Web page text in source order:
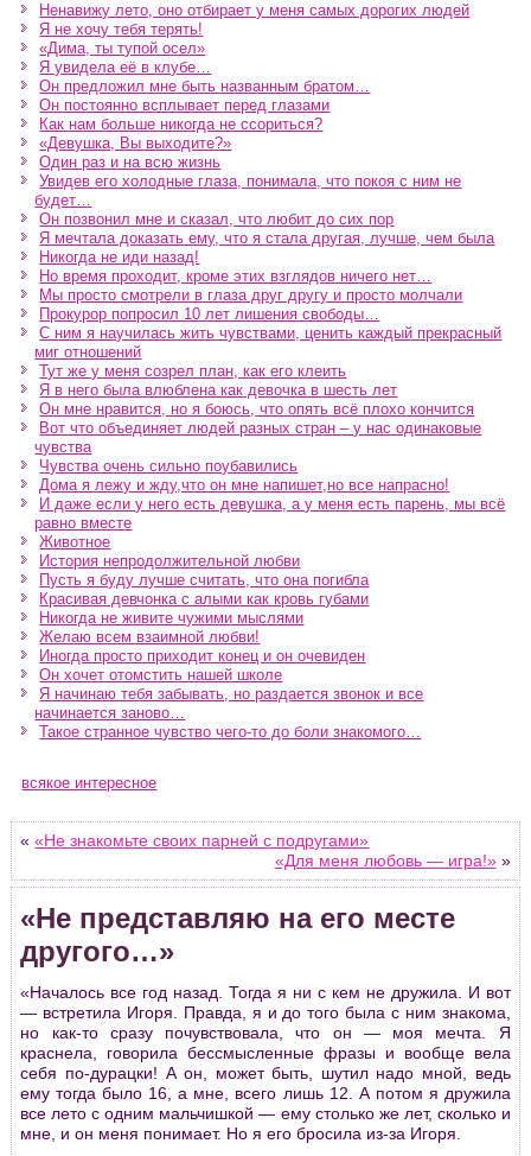
Ненавижу лето, оно отбирает у меня самых дорогих людей
Я не хочу тебя терять!
«Дима, ты тупой осел»
Я увидела её в клубе…
Он предложил мне быть названным братом…
Он постоянно всплывает перед глазами
Как нам больше никогда не ссориться?
«Девушка, Вы выходите?»
Один раз и на всю жизнь
Увидев его холодные глаза, понимала, что покоя с ним не
будет…
Он позвонил мне и сказал, что любит до сих пор
Я мечтала доказать ему, что я стала другая, лучше, чем была
Никогда не иди назад!
Но время проходит, кроме этих взглядов ничего нет…
Мы просто смотрели в глаза друг другу и просто молчали
Прокурор попросил 10 лет лишения свободы…
С ним я научилась жить чувствами, ценить каждый прекрасный
миг отношений
Тут же у меня созрел план, как его клеить
Я в него была влюблена как девочка в шесть лет
Он мне нравится, но я боюсь, что опять всё плохо кончится
Вот что объединяет людей разных стран – у нас одинаковые
чувства
Чувства очень сильно поубавились
Дома я лежу и жду,что он мне напишет,но все напрасно!
И даже если у него есть девушка, а у меня есть парень, мы всё
равно вместе
Животное
История непродолжительной любви
Пусть я буду лучше считать, что она погибла
Красивая девчонка с алыми как кровь губами
Никогда не живите чужими мыслями
Желаю всем взаимной любви!
Иногда просто приходит конец и он очевиден
Он хочет отомстить нашей школе
Я начинаю тебя забывать, но раздается звонок и все
начинается заново…
Такое странное чувство чего-то до боли знакомого…
всякое интересное
««Не знакомьте своих парней с подругами»
«Для меня любовь — игра!»»
«Не представляю на его месте
другого…»
«Началось все год назад. Тогда я ни с кем не дружила. И вот
— встретила Игоря. Правда, я и до того была с ним знакома,
но как-то сразу почувствовала, что он — моя мечта. Я
краснела, говорила бессмысленные фразы и вообще вела
себя по-дурацки! А он, может быть, шутил надо мной, ведь
ему тогда было 16, а мне, всего лишь 12. А потом я дружила
все лето с одним мальчишкой — ему столько же лет, сколько и
мне, и он меня понимает. Но я его бросила из-за Игоря.